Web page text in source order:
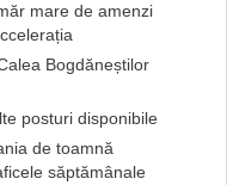
mare de amenzi
Bogdăneștilor
posturi disponibile
de toamnă
săptămânale